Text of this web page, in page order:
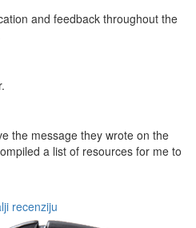
and feedback throughout the
the message they wrote on the
a list of resources for me to
recenziju